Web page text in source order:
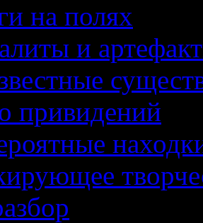
на полях
и
привидений